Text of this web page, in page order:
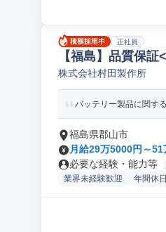
正社員
【福島】品質保
子品質保証
株式会社村田製作所
バッテリー製品に関す
福島県郡山市
月給29万5000円～51
必要な経験・能力等
業界未経験歓迎 年間休